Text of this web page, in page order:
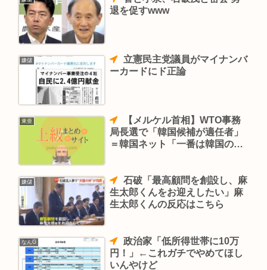
退を促すwww
嫌儲
ーカードにド正論
東亜
局長選で「韓国候補が適任者」
＝韓国ネット「一番は韓国の当
嫌儲
石破「最高顧問を創設し、麻
生太郎くんをお迎えしたい」麻
生太郎くんの反応はこちら
なんG
政治家「低所得世帯に10万
円！」←これガチでやめてほし
いんやけど